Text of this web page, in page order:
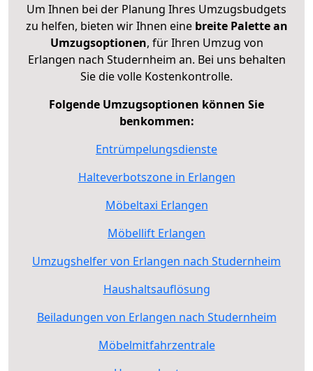
Um Ihnen bei der Planung Ihres Umzugsbudgets
zu helfen, bieten wir Ihnen eine breite Palette an
Umzugsoptionen, für Ihren Umzug von
Erlangen nach Studernheim an. Bei uns behalten
Sie die volle Kostenkontrolle.
Folgende Umzugsoptionen können Sie
benkommen:
Entrümpelungsdienste
Halteverbotszone in Erlangen
Möbeltaxi Erlangen
Möbellift Erlangen
Umzugshelfer von Erlangen nach Studernheim
Haushaltsauflösung
Beiladungen von Erlangen nach Studernheim
Möbelmitfahrzentrale